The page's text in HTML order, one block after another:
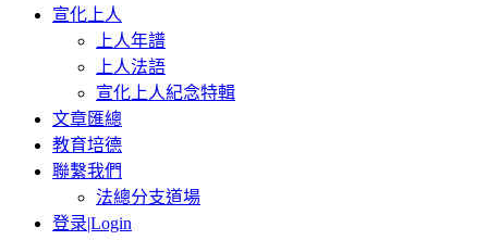
宣化上人
上人年譜
上人法語
宣化上人紀念特輯
文章匯總
教育培德
聯繫我們
法總分支道場
登录|Login